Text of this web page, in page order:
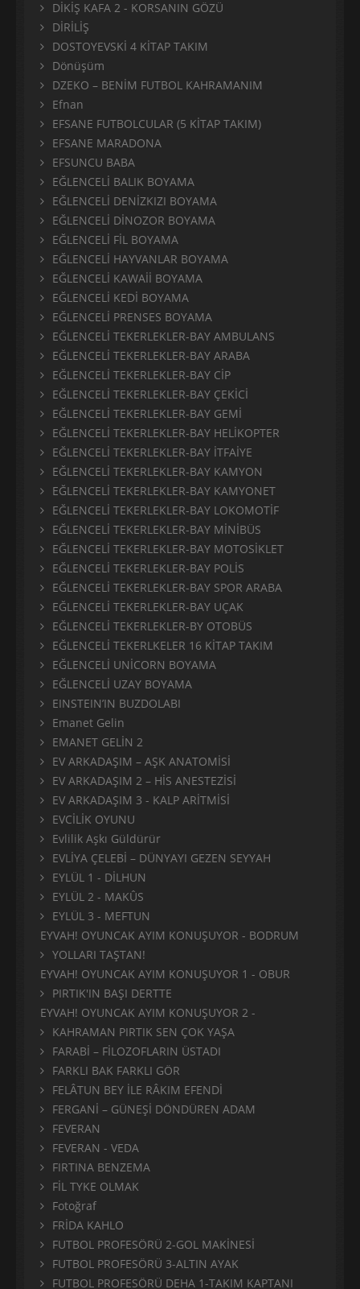
DİKİŞ KAFA 2 - KORSANIN GÖZÜ
DİRİLİŞ
DOSTOYEVSKİ 4 KİTAP TAKIM
Dönüşüm
DZEKO – BENİM FUTBOL KAHRAMANIM
Efnan
EFSANE FUTBOLCULAR (5 KİTAP TAKIM)
EFSANE MARADONA
EFSUNCU BABA
EĞLENCELİ BALIK BOYAMA
EĞLENCELİ DENİZKIZI BOYAMA
EĞLENCELİ DİNOZOR BOYAMA
EĞLENCELİ FİL BOYAMA
EĞLENCELİ HAYVANLAR BOYAMA
EĞLENCELİ KAWAİİ BOYAMA
EĞLENCELİ KEDİ BOYAMA
EĞLENCELİ PRENSES BOYAMA
EĞLENCELİ TEKERLEKLER-BAY AMBULANS
EĞLENCELİ TEKERLEKLER-BAY ARABA
EĞLENCELİ TEKERLEKLER-BAY CİP
EĞLENCELİ TEKERLEKLER-BAY ÇEKİCİ
EĞLENCELİ TEKERLEKLER-BAY GEMİ
EĞLENCELİ TEKERLEKLER-BAY HELİKOPTER
EĞLENCELİ TEKERLEKLER-BAY İTFAİYE
EĞLENCELİ TEKERLEKLER-BAY KAMYON
EĞLENCELİ TEKERLEKLER-BAY KAMYONET
EĞLENCELİ TEKERLEKLER-BAY LOKOMOTİF
EĞLENCELİ TEKERLEKLER-BAY MİNİBÜS
EĞLENCELİ TEKERLEKLER-BAY MOTOSİKLET
EĞLENCELİ TEKERLEKLER-BAY POLİS
EĞLENCELİ TEKERLEKLER-BAY SPOR ARABA
EĞLENCELİ TEKERLEKLER-BAY UÇAK
EĞLENCELİ TEKERLEKLER-BY OTOBÜS
EĞLENCELİ TEKERLKELER 16 KİTAP TAKIM
EĞLENCELİ UNİCORN BOYAMA
EĞLENCELİ UZAY BOYAMA
EINSTEIN’IN BUZDOLABI
Emanet Gelin
EMANET GELİN 2
EV ARKADAŞIM – AŞK ANATOMİSİ
EV ARKADAŞIM 2 – HİS ANESTEZİSİ
EV ARKADAŞIM 3 - KALP ARİTMİSİ
EVCİLİK OYUNU
Evlilik Aşkı Güldürür
EVLİYA ÇELEBİ – DÜNYAYI GEZEN SEYYAH
EYLÜL 1 - DİLHUN
EYLÜL 2 - MAKÛS
EYLÜL 3 - MEFTUN
EYVAH! OYUNCAK AYIM KONUŞUYOR - BODRUM
YOLLARI TAŞTAN!
EYVAH! OYUNCAK AYIM KONUŞUYOR 1 - OBUR
PIRTIK'IN BAŞI DERTTE
EYVAH! OYUNCAK AYIM KONUŞUYOR 2 -
KAHRAMAN PIRTIK SEN ÇOK YAŞA
FARABİ – FİLOZOFLARIN ÜSTADI
FARKLI BAK FARKLI GÖR
FELÂTUN BEY İLE RÂKIM EFENDİ
FERGANİ – GÜNEŞİ DÖNDÜREN ADAM
FEVERAN
FEVERAN - VEDA
FIRTINA BENZEMA
FİL TYKE OLMAK
Fotoğraf
FRİDA KAHLO
FUTBOL PROFESÖRÜ 2-GOL MAKİNESİ
FUTBOL PROFESÖRÜ 3-ALTIN AYAK
FUTBOL PROFESÖRÜ DEHA 1-TAKIM KAPTANI